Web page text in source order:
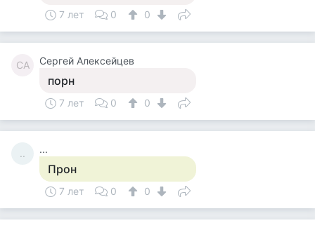
7 лет 0 0
СА Сергей Алексейцев
порн
7 лет 0 0
.. ...
Прон
7 лет 0 0